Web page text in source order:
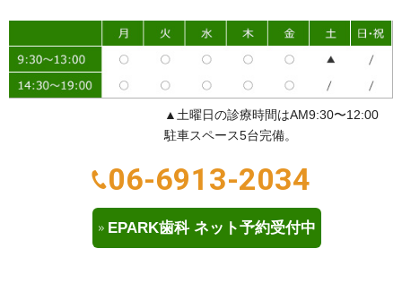
▲土曜日の診療時間はAM9:30〜12:00
駐車スペース5台完備。
06-6913-2034
EPARK歯科 ネット予約受付中